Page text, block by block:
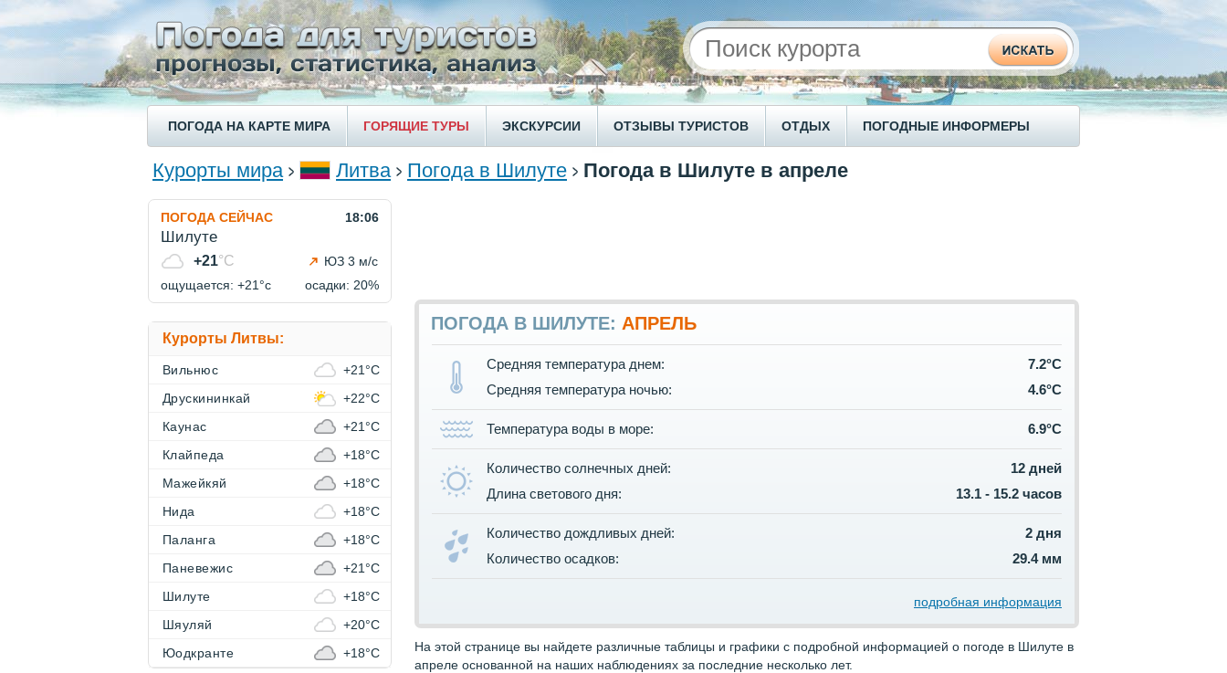
ПОГОДА НА КАРТЕ МИРА ГОРЯЩИЕ ТУРЫ ЭКСКУРСИИ ОТЗЫВЫ ТУРИСТОВ ОТДЫХ ПОГОДНЫЕ ИНФОРМЕРЫ
Курорты мира Литва Погода в Шилуте Погода в Шилуте в апреле
ПОГОДА В ШИЛУТЕ: АПРЕЛЬ
Средняя температура днем:
7.2°C
Средняя температура ночью:
4.6°C
Температура воды в море: 6.9°C
Количество солнечных дней:
12 дней
Длина светового дня:
13.1 - 15.2 часов
Количество дождливых дней:
2 дня
Количество осадков:
29.4 мм
подробная информация
На этой странице вы найдете различные таблицы и графики с подробной информацией о погоде в Шилуте в
апреле основанной на наших наблюдениях за последние несколько лет.
ПОГОДА СЕЙЧАС 18:06
Шилуте
+21°C
ЮЗ 3 м/с
ощущается: +21°c
осадки: 20%
Курорты Литвы:
Вильнюс
+21°C
Друскининкай
+22°C
Каунас
+21°C
Клайпеда
+18°C
Мажейкяй
+18°C
Нида
+18°C
Паланга
+18°C
Паневежис
+21°C
Шилуте
+18°C
Шяуляй
+20°C
Юодкранте
+18°C